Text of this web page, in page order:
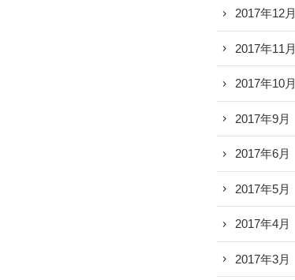
2017年12月
2017年11月
2017年10月
2017年9月
2017年6月
2017年5月
2017年4月
2017年3月